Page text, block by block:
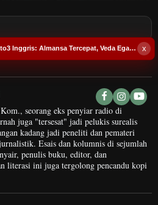
seorang eks penyiar radio di
juga "tersesat" jadi pelukis surealis
kadang jadi peneliti dan pemateri
Esais dan kolumnis di sejumlah
penulis buku, editor, dan
literasi ini juga tergolong pencandu kopi
x
Hasil FP1 Moto3 Inggris: Almansa Tercepat, Veda Ega di Posisi 6